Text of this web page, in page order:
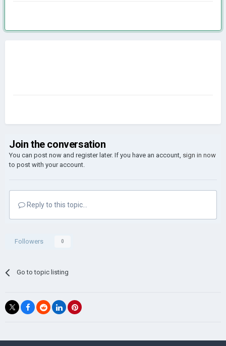
Join the conversation
You can post now and register later. If you have an account, sign in now
to post with your account.
Reply to this topic...
Followers 0
Go to topic listing